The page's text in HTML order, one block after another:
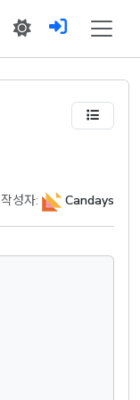
작성자: Candays